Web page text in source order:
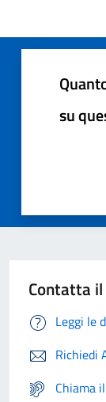
su
Contatta
Leggi le
Richiedi
Chiama